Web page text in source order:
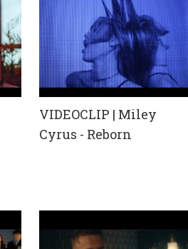
VIDEOCLIP | Miley
Cyrus - Reborn